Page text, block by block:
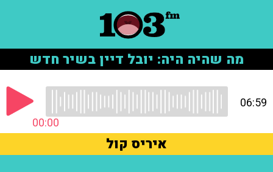
מה שהיה היה: יובל דיין בשיר חדש
00:00
06:59
איריס קול